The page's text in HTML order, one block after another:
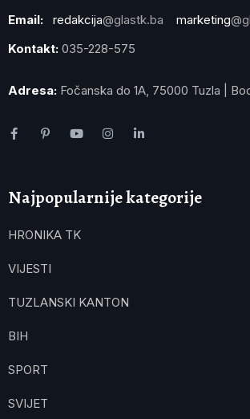
Email: redakcija@glastk.ba marketing
Kontakt: 035-228-575
Adresa: Fočanska do 1A, 75000 Tuzla |
Najpopularnije kategorije
HRONIKA TK
VIJESTI
TUZLANSKI KANTON
BIH
SPORT
SVIJET